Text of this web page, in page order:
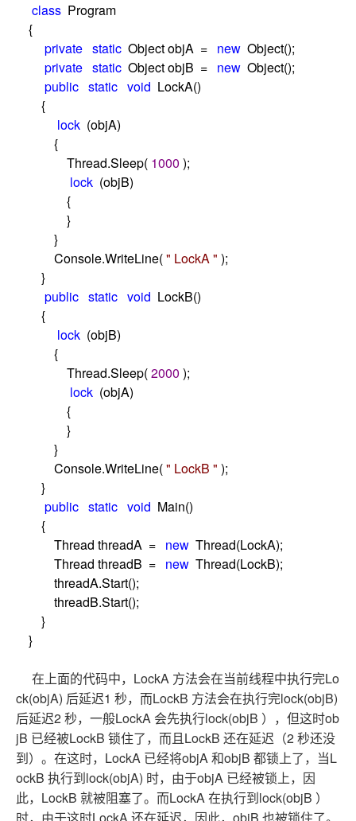
class Program
{
private static Object objA = new Object();
private static Object objB = new Object();
public static void LockA()
{
lock (objA)
{
Thread.Sleep( 1000 );
lock (objB)
{
}
}
Console.WriteLine(" LockA" );
}
public static void LockB()
{
lock (objB)
{
Thread.Sleep(2000 );
lock (objA)
{
}
}
Console.WriteLine(" LockB " );
}
public static void Main()
{
Thread threadA = new Thread(LockA);
Thread threadB = new Thread(LockB);
threadA.Start();
threadB.Start();
}
}
在上面的代码中， LockA 方法会在当前线程中执行完Lo
ck(objA) 后延迟1 秒，而LockB 方法会在执行完lock(objB)
后延迟2 秒，一般LockA 会先执行lock(objB ），但这时ob
jB 已经被LockB 锁住了，而且 LockB 还在延迟（2 秒还没
到）。在这时， LockA 已经将objA 和objB 都锁上了，当L
ockB 执行到 lock(objA) 时，由于objA 已经被锁上，因
此， LockB 就被阻塞了。而LockA 在执行到 lock(objB ）
时，由于这时
还在延迟，因此， 也被锁住了。